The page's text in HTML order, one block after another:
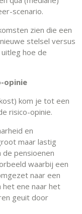
scenario.
zien die een
stelsel versus
hoe de
opinie
kom je tot een
risico-opinie.
en
maar lastig
de pensioenen
waarbij een
naar een
het ene naar het
geuit door